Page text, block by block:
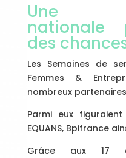
Une
nationale
des
Les Semaines de
Femmes &
nombreux
Parmi eux
EQUANS, Bpifrance
Grâce aux 17